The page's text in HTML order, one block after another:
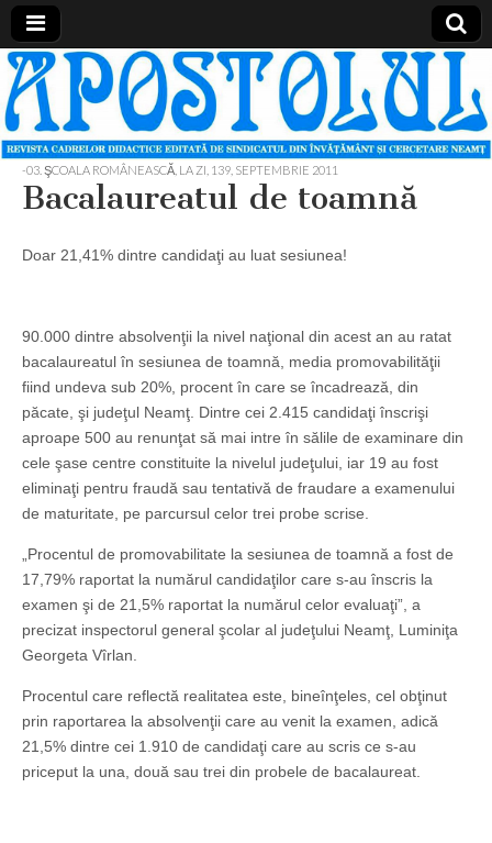
Apostolul
Revista
cadrelor
didactice
din
judetul
Neamt
-03. ŞCOALA ROMÂNEASCĂ, LA ZI 139, SEPTEMBRIE 2011
Bacalaureatul de toamnă
Doar 21,41% dintre candidaţi au luat sesiunea!
90.000 dintre absolvenţii la nivel naţional din acest an au ratat
bacalaureatul în sesiunea de toamnă, media promovabilităţii
fiind undeva sub 20%, procent în care se încadrează, din
păcate, şi judeţul Neamţ. Dintre cei 2.415 candidaţi înscrişi
aproape 500 au renunţat să mai intre în sălile de examinare din
cele şase centre constituite la nivelul judeţului, iar 19 au fost
eliminaţi pentru fraudă sau tentativă de fraudare a examenului
de maturitate, pe parcursul celor trei probe scrise.
„Procentul de promovabilitate la sesiunea de toamnă a fost de
17,79% raportat la numărul candidaţilor care s-au înscris la
examen şi de 21,5% raportat la numărul celor evaluaţi”, a
precizat inspectorul general şcolar al judeţului Neamţ, Luminiţa
Georgeta Vîrlan.
Procentul care reflectă realitatea este, bineînţeles, cel obţinut
prin raportarea la absolvenţii care au venit la examen, adică
21,5% dintre cei 1.910 de candidaţi care au scris ce s-au
priceput la una, două sau trei din probele de bacalaureat.